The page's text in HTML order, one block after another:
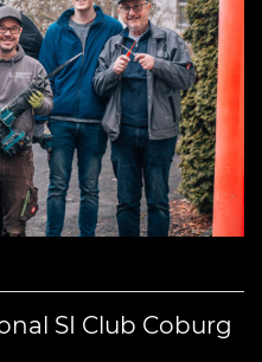
SI Club Coburg